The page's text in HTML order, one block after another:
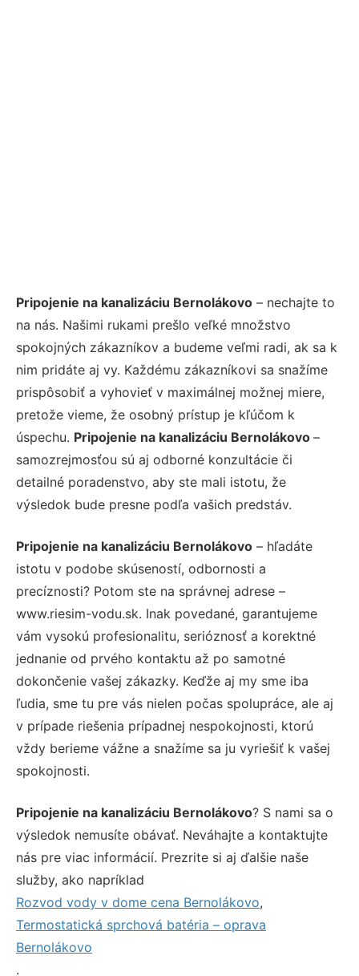
Pripojenie na kanalizáciu Bernolákovo – nechajte to
na nás. Našimi rukami prešlo veľké množstvo
spokojných zákazníkov a budeme veľmi radi, ak sa k
nim pridáte aj vy. Každému zákazníkovi sa snažíme
prispôsobiť a vyhovieť v maximálnej možnej miere,
pretože vieme, že osobný prístup je kľúčom k
úspechu. Pripojenie na kanalizáciu Bernolákovo –
samozrejmosťou sú aj odborné konzultácie či
detailné poradenstvo, aby ste mali istotu, že
výsledok bude presne podľa vašich predstáv.
Pripojenie na kanalizáciu Bernolákovo – hľadáte
istotu v podobe skúseností, odbornosti a
precíznosti? Potom ste na správnej adrese –
www.riesim-vodu.sk. Inak povedané, garantujeme
vám vysokú profesionalitu, serióznosť a korektné
jednanie od prvého kontaktu až po samotné
dokončenie vašej zákazky. Keďže aj my sme iba
ľudia, sme tu pre vás nielen počas spolupráce, ale aj
v prípade riešenia prípadnej nespokojnosti, ktorú
vždy berieme vážne a snažíme sa ju vyriešiť k vašej
spokojnosti.
Pripojenie na kanalizáciu Bernolákovo? S nami sa o
výsledok nemusíte obávať. Neváhajte a kontaktujte
nás pre viac informácií. Prezrite si aj ďalšie naše
služby, ako napríklad
Rozvod vody v dome cena Bernolákovo,
Termostatická sprchová batéria – oprava
Bernolákovo
.